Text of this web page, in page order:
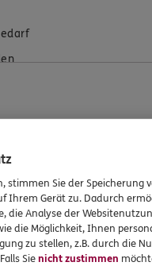
stimmen Sie der Speicherung
Ihrem Gerät zu. Dadurch
die Analyse der
die Möglichkeit, Ihnen
zu stellen, z.B. durch die
Sienicht zustimmen